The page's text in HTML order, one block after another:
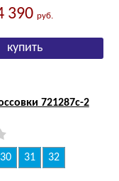
390руб.
721287с-2
30 31 32